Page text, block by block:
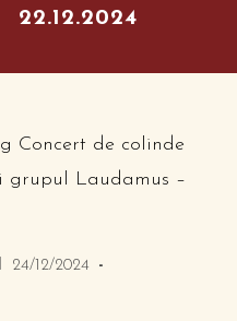
22.12.2024
24/12/2024